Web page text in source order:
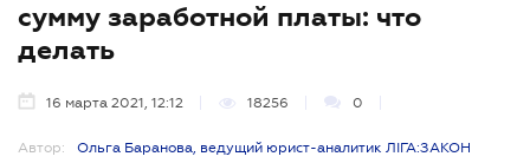
сумму заработной платы: что
делать
16 марта 2021, 12:12 18256 0
Автор:
Ольга Баранова, ведущий юрист-аналитик ЛІГА:ЗАКОН